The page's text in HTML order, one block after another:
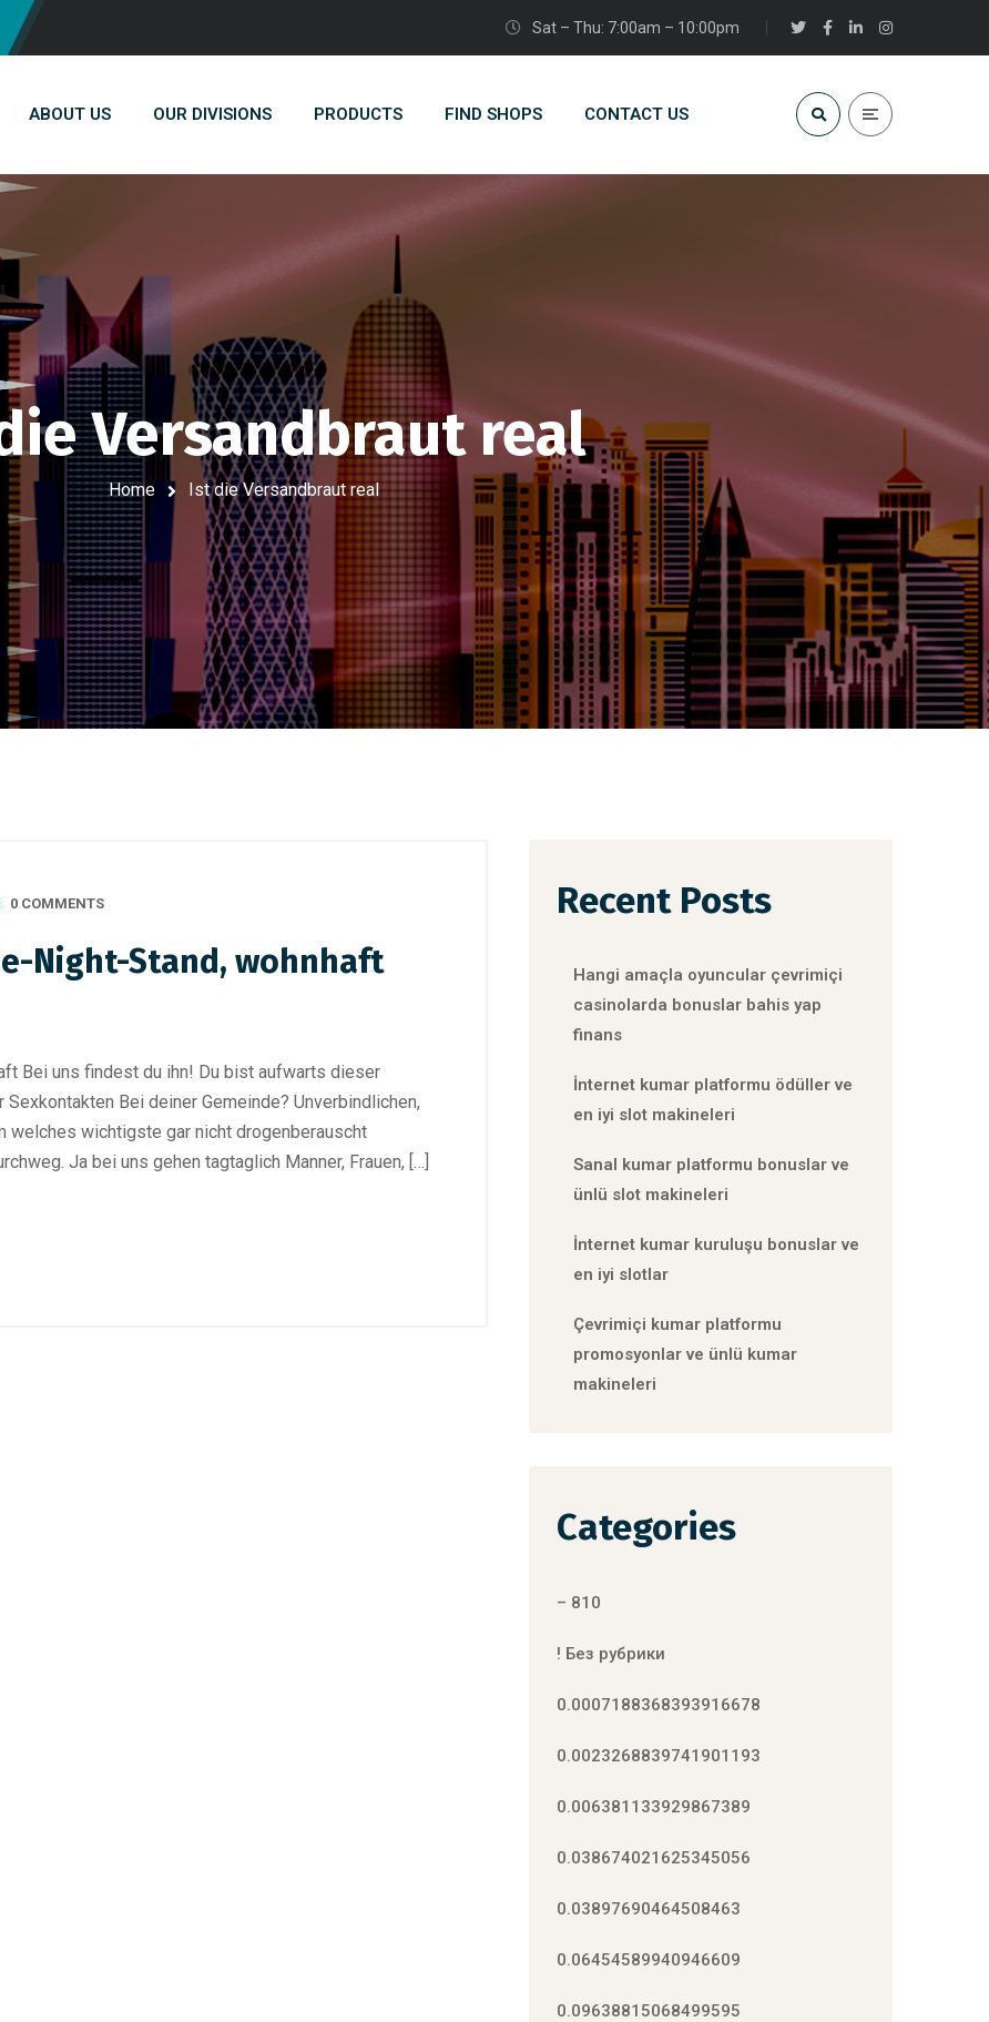
Sat – Thu: 7:00am – 10:00pm
ABOUT US OUR DIVISIONS PRODUCTS FIND SHOPS CONTACT US
Versandbraut real
Home Ist die Versandbraut real
0 COMMENTS
Night-Stand, wohnhaft
Bei uns findest du ihn! Du bist aufwarts dieser
Bei deiner Gemeinde? Unverbindlichen,
welches wichtigste gar nicht drogenberauscht
Ja bei uns gehen tagtaglich Manner, Frauen, […]
Recent Posts
Hangi amaçla oyuncular çevrimiçi
casinolarda bonuslar bahis yap
finans
İnternet kumar platformu ödüller ve
en iyi slot makineleri
Sanal kumar platformu bonuslar ve
ünlü slot makineleri
İnternet kumar kuruluşu bonuslar ve
en iyi slotlar
Çevrimiçi kumar platformu
promosyonlar ve ünlü kumar
makineleri
Categories
– 810
! Без рубрики
0.0007188368393916678
0.0023268839741901193
0.006381133929867389
0.038674021625345056
0.03897690464508463
0.06454589940946609
0.09638815068499595